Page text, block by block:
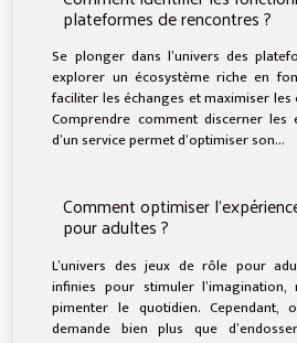
plateformes de rencontres ?
Se plonger dans l’univers des
explorer un écosystème riche en
faciliter les échanges et maximiser
Comprendre comment discerner
d’un service permet d’optimiser son...
Comment optimiser
pour adultes ?
L’univers des jeux de rôle pour
infinies pour stimuler
pimenter le quotidien. Cependant,
demande bien plus que